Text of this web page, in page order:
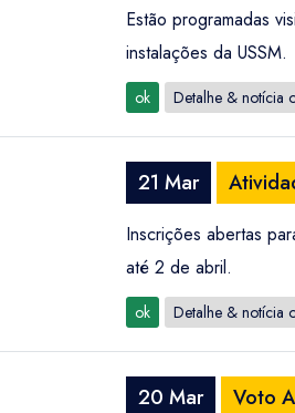
Estão programadas
instalações da USSM.
ok Detalhe & notícia
21 Mar
Inscrições abertas
até 2 de abril.
ok Detalhe & notícia
20 Mar Voto